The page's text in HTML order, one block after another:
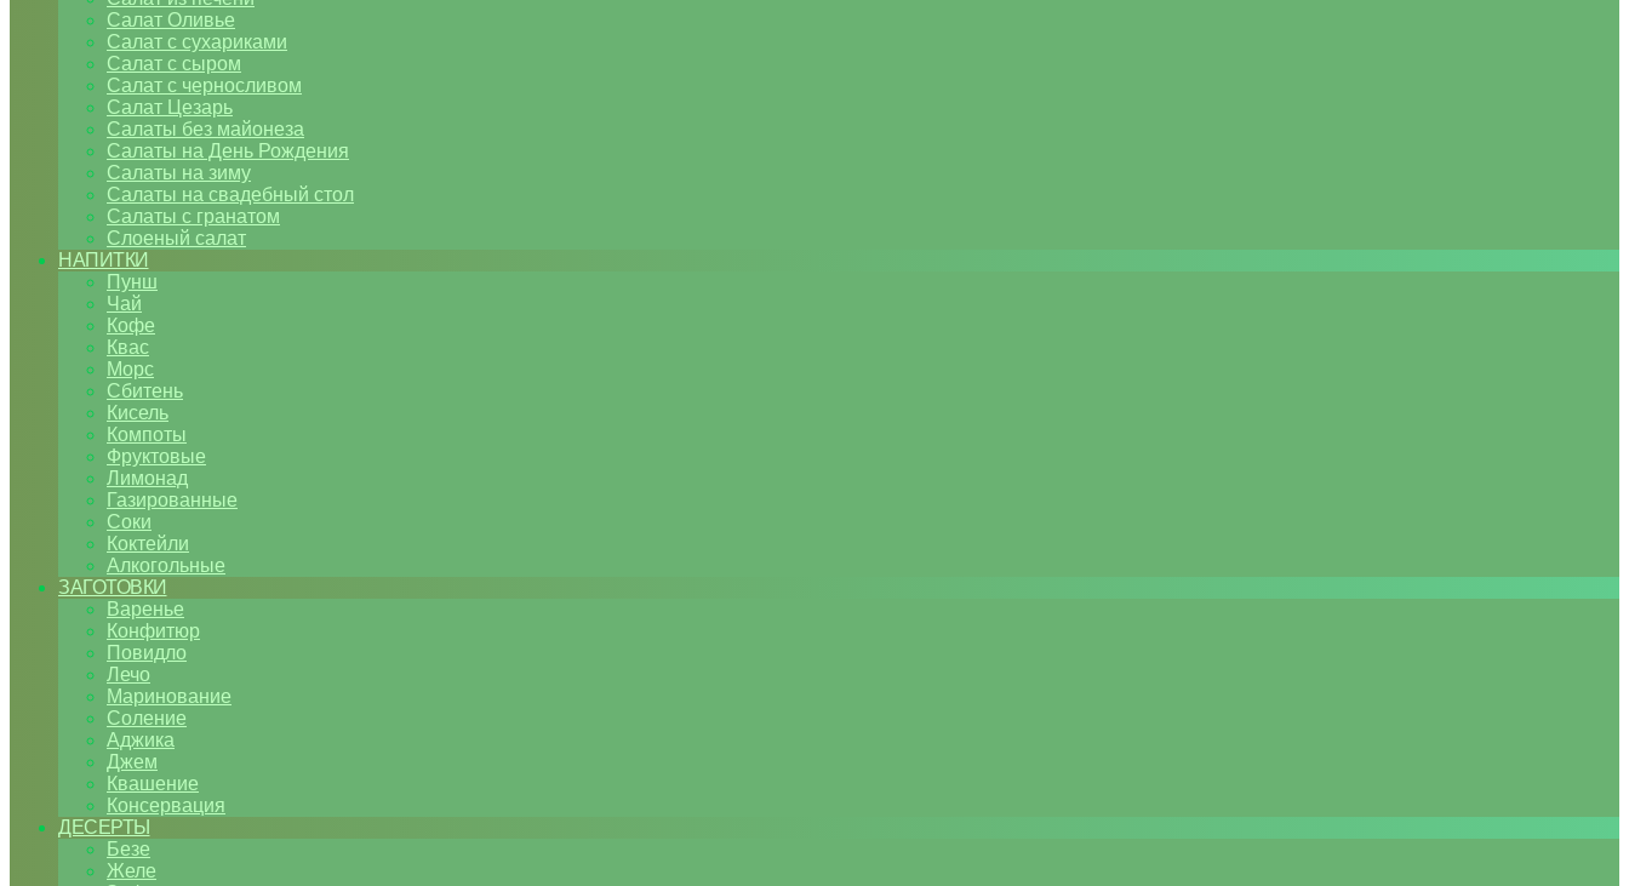
Салат Оливье
Салат с сухариками
Салат с сыром
Салат с черносливом
Салат Цезарь
Салаты без майонеза
Салаты на День Рождения
Салаты на зиму
Салаты на свадебный стол
Салаты с гранатом
Слоеный салат
НАПИТКИ
Пунш
Чай
Кофе
Квас
Морс
Сбитень
Кисель
Компоты
Фруктовые
Лимонад
Газированные
Соки
Коктейли
Алкогольные
ЗАГОТОВКИ
Варенье
Конфитюр
Повидло
Лечо
Маринование
Соление
Аджика
Джем
Квашение
Консервация
ДЕСЕРТЫ
Безе
Желе